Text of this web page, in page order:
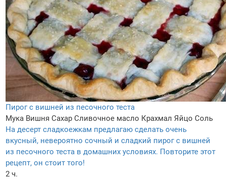
Пирог с вишней из песочного теста
Мука Вишня Сахар Сливочное масло Крахмал Яйцо Соль
На десерт сладкоежкам предлагаю сделать очень
вкусный, невероятно сочный и сладкий пирог с вишней
из песочного теста в домашних условиях. Повторите этот
рецепт, он стоит того!
2 ч.